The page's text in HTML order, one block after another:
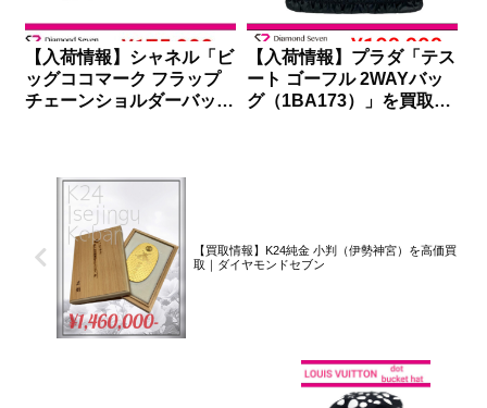
【入荷情報】シャネル「ビ
ッグココマーク フラップ
チェーンショルダーバッ
【入荷情報】プラダ「テス
ート ゴーフル 2WAYバッ
グ（1BA173）」を買取り
【買取情報】K24純金 小判（伊勢神宮）を高価買
取｜ダイヤモンドセブン